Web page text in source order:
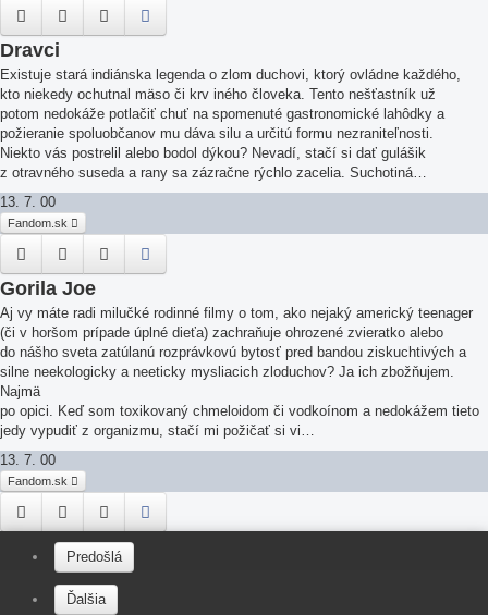
Dravci
Existuje stará indiánska legenda o zlom duchovi, ktorý ovládne každého,
kto niekedy ochutnal mäso či krv iného človeka. Tento nešťastník už
potom nedokáže potlačiť chuť na spomenuté gastronomické lahôdky a
požieranie spoluobčanov mu dáva silu a určitú formu nezraniteľnosti.
Niekto vás postrelil alebo bodol dýkou? Nevadí, stačí si dať gulášik
z otravného suseda a rany sa zázračne rýchlo zacelia. Suchotiná…
13. 7. 00
Fandom.sk
Gorila Joe
Aj vy máte radi milučké rodinné filmy o tom, ako nejaký americký teenager
(či v horšom prípade úplné dieťa) zachraňuje ohrozené zvieratko alebo
do nášho sveta zatúlanú rozprávkovú bytosť pred bandou ziskuchtivých a
silne neekologicky a neeticky mysliacich zloduchov? Ja ich zbožňujem.
Najmä
po opici. Keď som toxikovaný chmeloidom či vodkoínom a nedokážem tieto
jedy vypudiť z organizmu, stačí mi požičať si vi…
13. 7. 00
Fandom.sk
Koniec dní
Ach veru, mnohí z nás sa nechali zblbnúť monštróznou mediálnou
mystifikáciou a na Silvestra 1999 sa zúčastnili predčasného pohrebu
druhého tisícročia. Ale čo tam po jednom sprostom dátume. Pre potreby tejto
Predošlá
Ďalšia